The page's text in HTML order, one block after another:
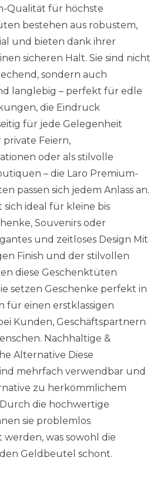
Qualität für höchste
bestehen aus robustem,
und bieten dank ihrer
sicheren Halt. Sie sind nicht
sondern auch
langlebig – perfekt für edle
die Eindruck
für jede Gelegenheit
Feiern,
oder als stilvolle
– die Laro Premium-
passen sich jedem Anlass an.
ideal für kleine bis
Souvenirs oder
und zeitloses Design Mit
Finish und der stilvollen
diese Geschenktüten
setzen Geschenke perfekt in
für einen erstklassigen
Kunden, Geschäftspartnern
Nachhaltige &
Alternative Diese
mehrfach verwendbar und
zu herkömmlichem
die hochwertige
sie problemlos
was sowohl die
Geldbeutel schont.